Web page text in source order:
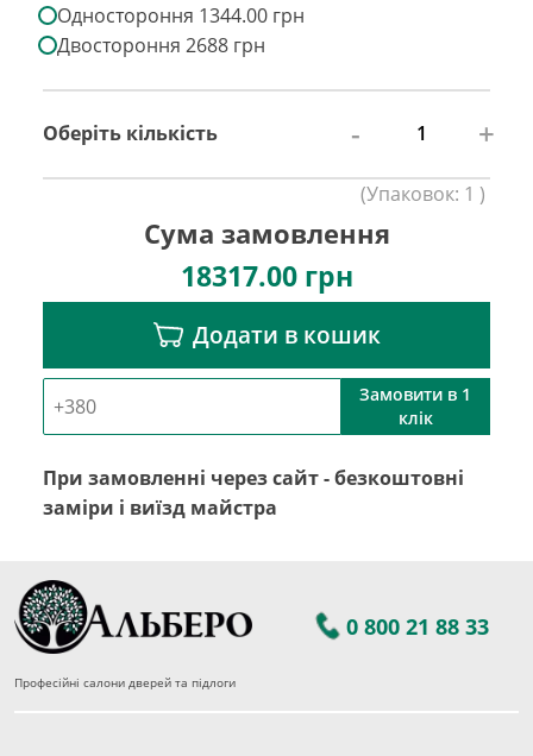
Одностороння 1344.00 грн
Двостороння 2688 грн
Оберіть кількість - +
(Упаковок: 1 )
Сума замовлення
18317.00грн
Додати в кошик
Замовити в 1
клік
При замовленні через сайт - безкоштовні
заміри і виїзд майстра
0 800 21 88 33
Професійні салони дверей та підлоги